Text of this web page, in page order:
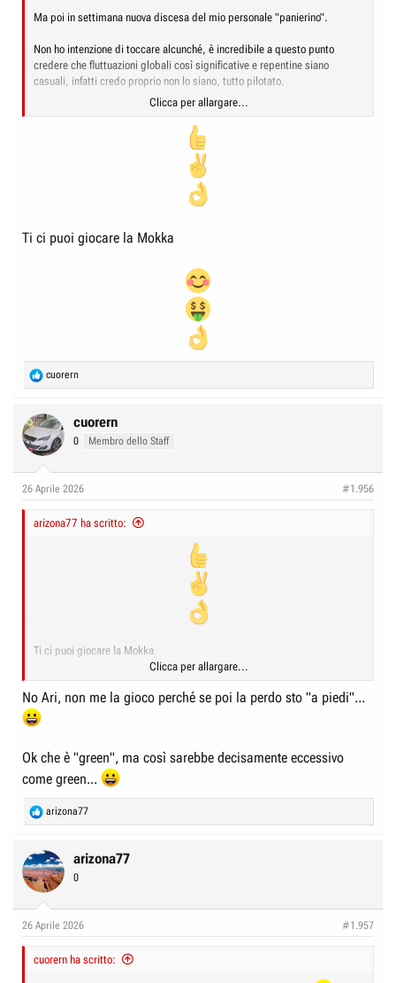
Ma poi in settimana nuova discesa del mio personale "panierino".
Non ho intenzione di toccare alcunché, è incredibile a questo punto
credere che fluttuazioni globali così significative e repentine siano
casuali, infatti credo proprio non lo siano, tutto pilotato.
Clicca per allargare...
Ti ci puoi giocare la Mokka
R
e
c
t
i
s
cuorern
cuorern
0 Membro dello Staff
26 Aprile 2026 #1.956
arizona77 ha scritto:
Ti ci puoi giocare la Mokka
Clicca per allargare...
No Ari, non me la gioco perché se poi la perdo sto "a piedi"...
Ok che è "green", ma così sarebbe decisamente eccessivo
come green...
R
e
c
t
i
s
arizona77
arizona77
0
26 Aprile 2026 #1.957
cuorern ha scritto: